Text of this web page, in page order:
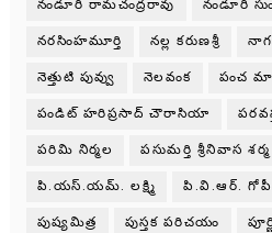
నండూరి రామచంద్రరావు నండూరి
నరసింహమూర్తి నల్ల కరుణశ్రీ
నెత్తుటి పువ్వు నెలవంక పంచ
పండిట్ హరిప్రసాద్ చౌరాసియా
పరిమి నిర్మల పసుమర్తి శ్రీనివాస శర్మ
పి.యస్.యమ్. లక్ష్మి పి.వి.ఆర్.
పుష్యమిత్ర పుస్తక పరిచయం